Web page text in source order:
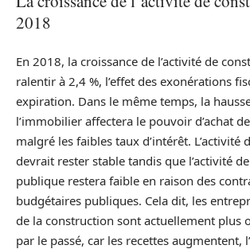
2018
En 2018, la croissance de l’activité de
ralentir à 2,4 %, l’effet des exonérations
expiration. Dans le même temps, la
l’immobilier affectera le pouvoir d’achat
malgré les faibles taux d’intérêt. L’activité
devrait rester stable tandis que l’activité
publique restera faible en raison des
budgétaires publiques. Cela dit, les
de la construction sont actuellement plus
par le passé, car les recettes augmentent,